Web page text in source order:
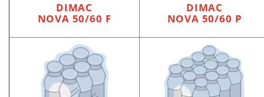
DIMAC
NOVA 50/60 F
DIMAC
NOVA 50/60 P